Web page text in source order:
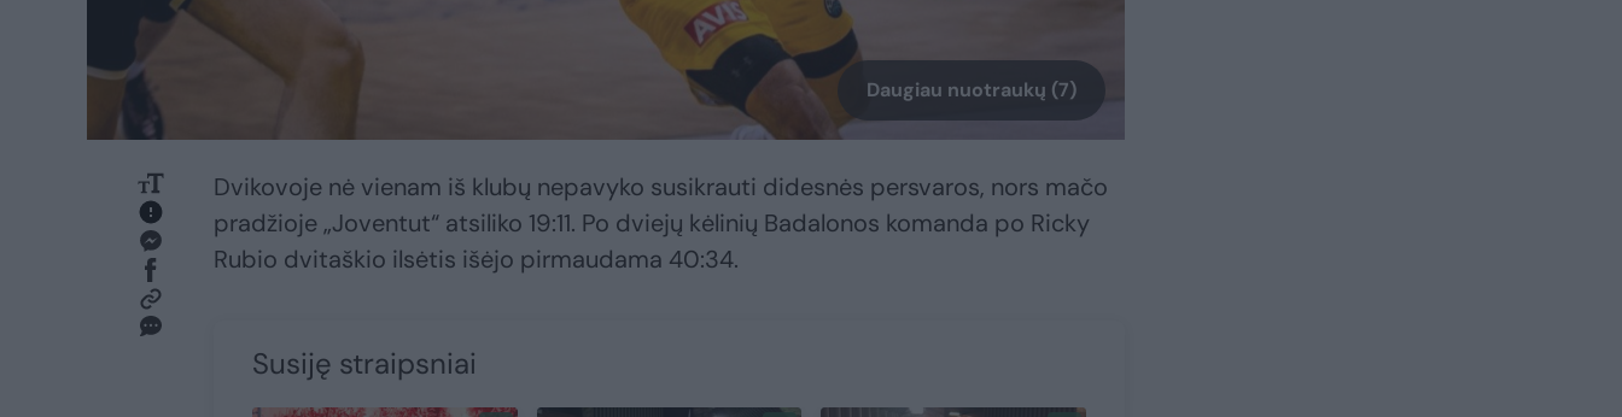
Daugiau nuotraukų (7)
Dvikovoje nė vienam iš klubų nepavyko susikrauti didesnės persvaros, nors mačo
pradžioje „Joventut“ atsiliko 19:11. Po dviejų kėlinių Badalonos komanda po Ricky
Rubio dvitaškio ilsėtis išėjo pirmaudama 40:34.
Susiję straipsniai